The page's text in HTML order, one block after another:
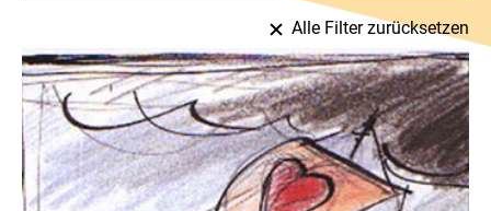
Alle Filter zurücksetzen